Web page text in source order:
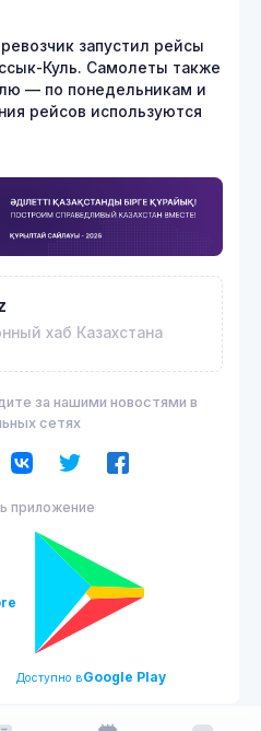
запустил рейсы
Куль. Самолеты также
— по понедельникам и
рейсов используются
хаб Казахстана
за нашими новостями в
сетях
приложение
Доступно вGoogle Play